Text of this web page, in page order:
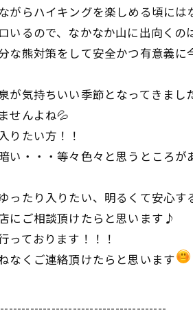
がらハイキングを楽しめる頃には
いるので、なかなか山に出向くの
な熊対策をして安全かつ有意義
が気持ちいい季節となってきまし
せんよね💦
りたい方！！
い・・・等々色々と思うところ
ったり入りたい、明るくて安心
にご相談頂けたらと思います♪
っております！！！
なくご連絡頂けたらと思います